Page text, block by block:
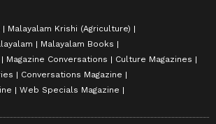
Malayalam Krishi (Agriculture)
Malayalam Books
Magazine Conversations
Culture Magazines
Conversations Magazine
Web Specials Magazine